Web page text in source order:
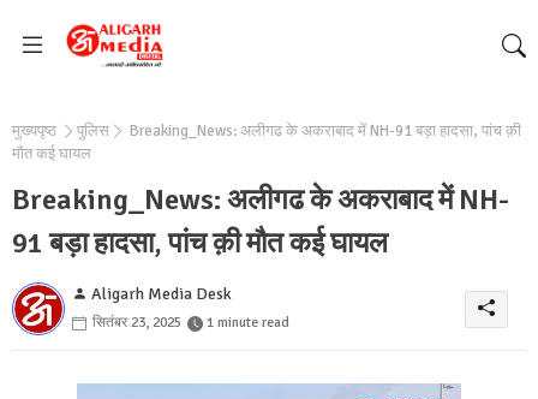
मुख्यपृष्ठ पुलिस
Breaking_News: अलीगढ के अकराबाद में NH-91 बड़ा हादसा, पांच क़ी
मौत कई घायल
Breaking_News: अलीगढ के अकराबाद में NH-
91 बड़ा हादसा, पांच क़ी मौत कई घायल
Aligarh Media Desk
सितंबर 23, 2025 1 minute read